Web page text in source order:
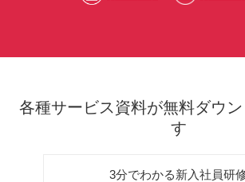
各種サービス資料が無料ダウン
す
3分でわかる新入社員研